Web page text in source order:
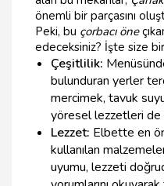
önemli bir parçasını
Peki, bu çorbacı öne
edeceksiniz? İşte size
Çeşitlilik:
bulunduran yerler
mercimek, tavuk
yöresel lezzetleri de
Lezzet: Elbette en
kullanılan
uyumu, lezzeti